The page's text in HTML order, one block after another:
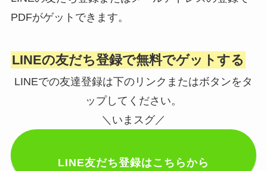
PDFがゲットできます。
LINEの友だち登録で無料でゲットする
LINEでの友達登録は下のリンクまたはボタンをタ
ップしてください。
＼いまスグ／
LINE友だち登録はこちらから